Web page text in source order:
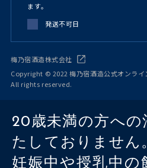
ます。
発送不可日
梅乃宿酒造株式会社
Copyright © 2022 梅乃宿酒造公式オンライ
All rights reserved.
20歳未満の方への
たしておりません
妊娠中や授乳中の